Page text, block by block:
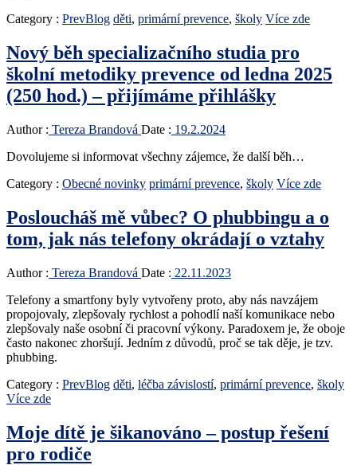
Category : PrevBlog děti, primární prevence, školy Více zde
Nový běh specializačního studia pro
školní metodiky prevence od ledna 2025
(250 hod.) – přijímáme přihlášky
Author : Tereza Brandová Date : 19.2.2024
Dovolujeme si informovat všechny zájemce, že další běh…
Category : Obecné novinky primární prevence, školy Více zde
Posloucháš mě vůbec? O phubbingu a o
tom, jak nás telefony okrádají o vztahy
Author : Tereza Brandová Date : 22.11.2023
Telefony a smartfony byly vytvořeny proto, aby nás navzájem
propojovaly, zlepšovaly rychlost a pohodlí naší komunikace nebo
zlepšovaly naše osobní či pracovní výkony. Paradoxem je, že oboje
často nakonec zhoršují. Jedním z důvodů, proč se tak děje, je tzv.
phubbing.
Category : PrevBlog děti, léčba závislostí, primární prevence, školy
Více zde
Moje dítě je šikanováno – postup řešení
pro rodiče